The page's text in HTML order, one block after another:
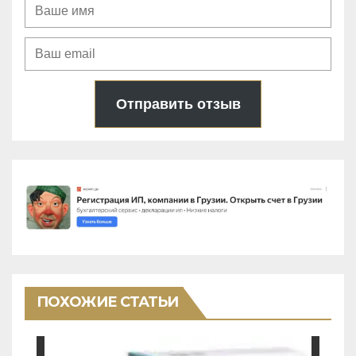
Отправить отзыв
ПОХОЖИЕ СТАТЬИ